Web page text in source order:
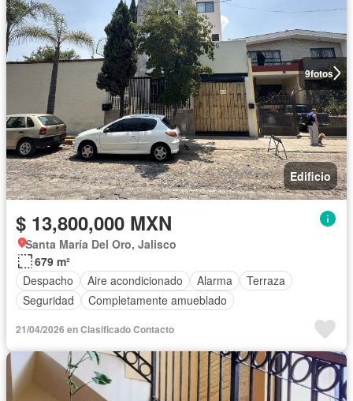
9fotos
Edificio
$ 13,800,000 MXN
Santa María Del Oro, Jalisco
679 m²
Despacho
Aire acondicionado Alarma
Terraza
Seguridad
Completamente amueblado
21/04/2026 en Clasificado Contacto